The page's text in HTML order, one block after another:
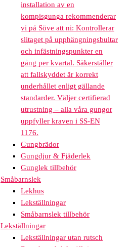
installation av en
kompisgunga rekommenderar
vi på Söve att ni: Kontrollerar
slitaget på upphängningsbultar
och infästningspunkter en
gång per kvartal. Säkerställer
att fallskyddet är korrekt
underhållet enligt gällande
standarder. Väljer certifierad
utrustning – alla våra gungor
uppfyller kraven i SS-EN
1176.
Gungbrädor
Gungdjur & Fjäderlek
Gunglek tillbehör
Småbarnslek
Lekhus
Lekställningar
Småbarnslek tillbehör
Lekställningar
Lekställningar utan rutsch